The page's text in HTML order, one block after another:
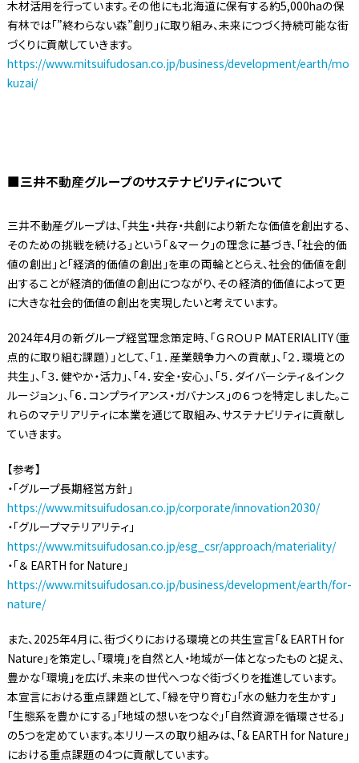
木材活用を行っています。その他にも北海道に保有する約5,000haの保
有林では「”終わらない森”創り」に取り組み、未来につづく持続可能な街
づくりに貢献していきます。
https://www.mitsuifudosan.co.jp/business/development/earth/mo
kuzai/
■三井不動産グループのサステナビリティについて
三井不動産グループは、「共生・共存・共創により新たな価値を創出する、
そのための挑戦を続ける」という「＆マーク」の理念に基づき、「社会的価
値の創出」と「経済的価値の創出」を車の両輪ととらえ、社会的価値を創
出することが経済的価値の創出につながり、その経済的価値によって更
に大きな社会的価値の創出を実現したいと考えています。
2024年4月の新グループ経営理念策定時、「ＧＲＯＵＰ MATERIALITY（重
点的に取り組む課題）」として、「１．産業競争力への貢献」、「２．環境との
共生」、「３．健やか・活力」、「４．安全・安心」、「５．ダイバーシティ＆インク
ルージョン」、「６．コンプライアンス・ガバナンス」の６つを特定しました。こ
れらのマテリアリティに本業を通じて取組み、サステナビリティに貢献し
ていきます。
【参考】
・「グループ長期経営方針」
https://www.mitsuifudosan.co.jp/corporate/innovation2030/
・「グループマテリアリティ」
https://www.mitsuifudosan.co.jp/esg_csr/approach/materiality/
・「＆ EARTH for Nature」
https://www.mitsuifudosan.co.jp/business/development/earth/for-
nature/
また、2025年4月に、街づくりにおける環境との共生宣言「& EARTH for
Nature」を策定し、「環境」を自然と人・地域が一体となったものと捉え、
豊かな「環境」を広げ、未来の世代へつなぐ街づくりを推進しています。
本宣言における重点課題として、「緑を守り育む」「水の魅力を生かす」
「生態系を豊かにする」「地域の想いをつなぐ」「自然資源を循環させる」
の5つを定めています。本リリースの取り組みは、「& EARTH for Nature」
における重点課題の4つに貢献しています。